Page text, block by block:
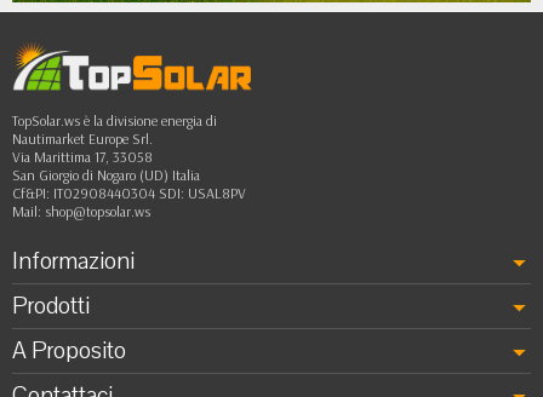
TopSolar.ws è la divisione energia di
Nautimarket Europe Srl.
Via Marittima 17, 33058
San Giorgio di Nogaro (UD) Italia
Cf&PI: IT02908440304 SDI: USAL8PV
Mail: shop@topsolar.ws
Informazioni
Prodotti
A Proposito